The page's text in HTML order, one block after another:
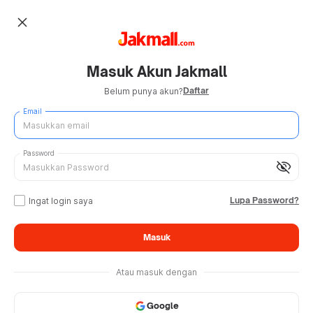
close
Masuk Akun Jakmall
Belum punya akun?Daftar
Email
visibility_off
Password
Ingat login saya Lupa Password?
Masuk
Atau masuk dengan
Google